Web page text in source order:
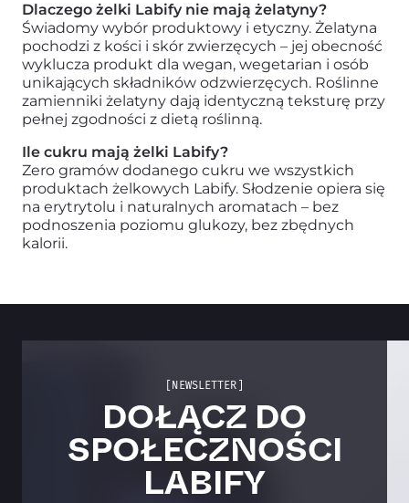
Dlaczego żelki Labify nie mają żelatyny?
Świadomy wybór produktowy i etyczny. Żelatyna
pochodzi z kości i skór zwierzęcych – jej obecność
wyklucza produkt dla wegan, wegetarian i osób
unikających składników odzwierzęcych. Roślinne
zamienniki żelatyny dają identyczną teksturę przy
pełnej zgodności z dietą roślinną.
Ile cukru mają żelki Labify?
Zero gramów dodanego cukru we wszystkich
produktach żelkowych Labify. Słodzenie opiera się
na erytrytolu i naturalnych aromatach – bez
podnoszenia poziomu glukozy, bez zbędnych
kalorii.
[NEWSLETTER]
DOŁĄCZ DO
SPOŁECZNOŚCI
LABIFY